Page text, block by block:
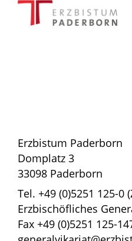
Erzbistum Paderborn
Domplatz 3
33098 Paderborn
Tel. +49 (0)5251 125-0
Erzbischöfliches
Fax +49 (0)5251 125-